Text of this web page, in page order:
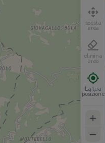
sposta
area
elimina
area
La tua
posizione
+
–